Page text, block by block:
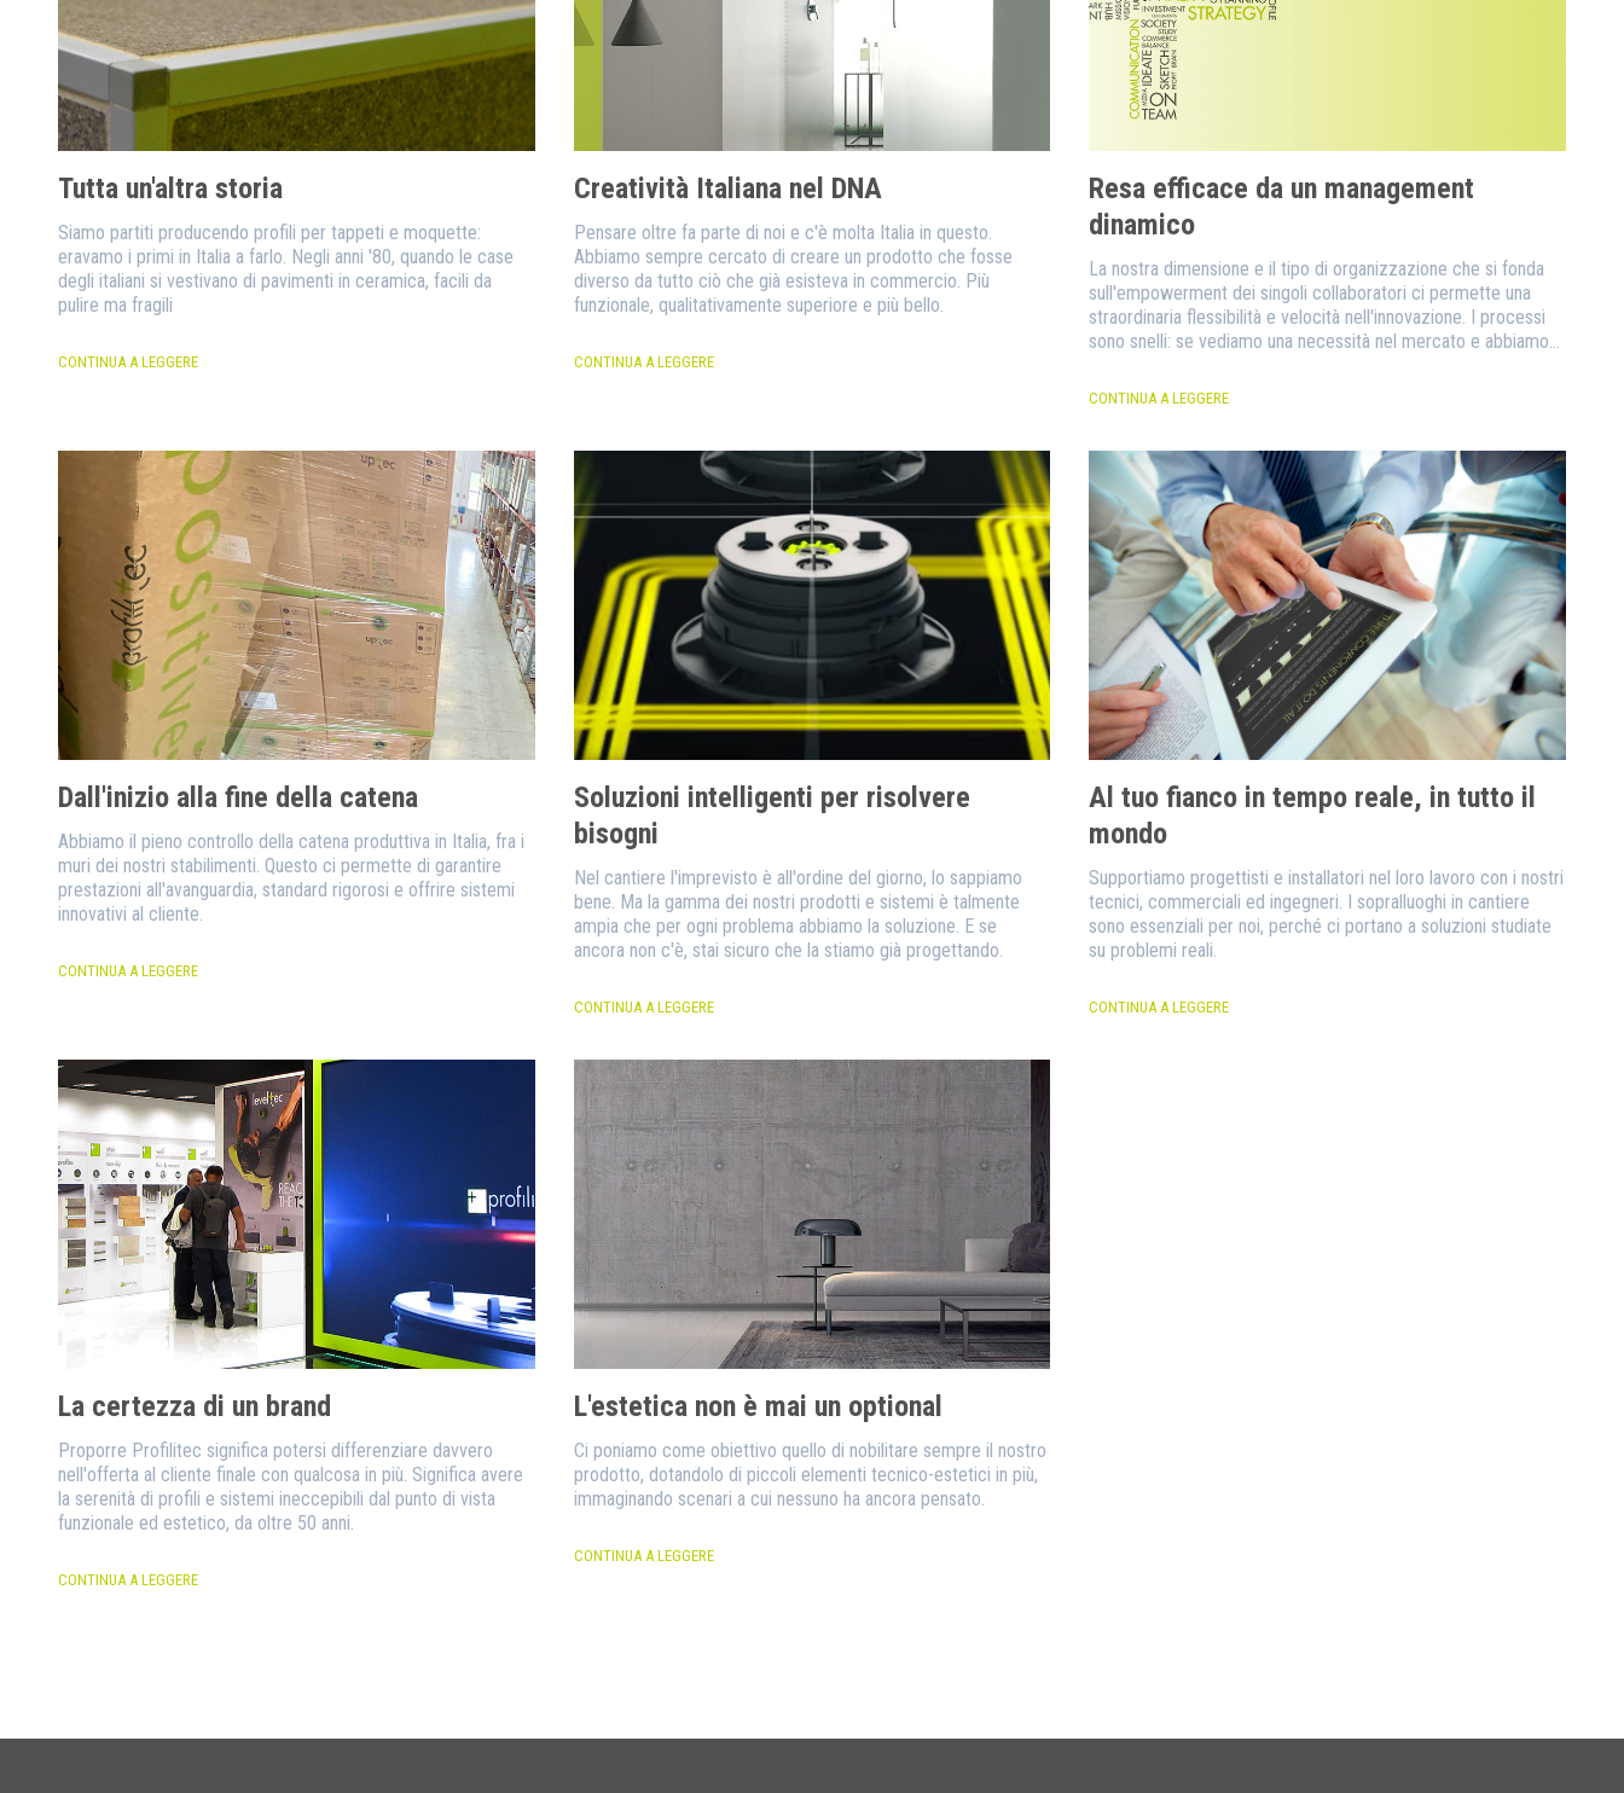
Tutta un'altra storia
Siamo partiti producendo profili per tappeti e moquette:
eravamo i primi in Italia a farlo. Negli anni '80, quando le case
degli italiani si vestivano di pavimenti in ceramica, facili da
pulire ma fragili
CONTINUA A LEGGERE
Creatività Italiana nel DNA
Pensare oltre fa parte di noi e c'è molta Italia in questo.
Abbiamo sempre cercato di creare un prodotto che fosse
diverso da tutto ciò che già esisteva in commercio. Più
funzionale, qualitativamente superiore e più bello.
CONTINUA A LEGGERE
Resa efficace da un management
dinamico
La nostra dimensione e il tipo di organizzazione che si fonda
sull'empowerment dei singoli collaboratori ci permette una
straordinaria flessibilità e velocità nell'innovazione. I processi
sono snelli: se vediamo una necessità nel mercato e abbiamo
commercio.
CONTINUA A LEGGERE
Dall'inizio alla fine della catena
Abbiamo il pieno controllo della catena produttiva in Italia, fra i
muri dei nostri stabilimenti. Questo ci permette di garantire
prestazioni all'avanguardia, standard rigorosi e offrire sistemi
innovativi al cliente.
CONTINUA A LEGGERE
Soluzioni intelligenti per risolvere
bisogni
Nel cantiere l'imprevisto è all'ordine del giorno, lo sappiamo
bene. Ma la gamma dei nostri prodotti e sistemi è talmente
ampia che per ogni problema abbiamo la soluzione. E se
ancora non c'è, stai sicuro che la stiamo già progettando.
CONTINUA A LEGGERE
Al tuo fianco in tempo reale, in tutto il
mondo
Supportiamo progettisti e installatori nel loro lavoro con i nostri
tecnici, commerciali ed ingegneri. I sopralluoghi in cantiere
sono essenziali per noi, perché ci portano a soluzioni studiate
su problemi reali.
CONTINUA A LEGGERE
La certezza di un brand
Proporre Profilitec significa potersi differenziare davvero
nell'offerta al cliente finale con qualcosa in più. Significa avere
la serenità di profili e sistemi ineccepibili dal punto di vista
funzionale ed estetico, da oltre 50 anni.
CONTINUA A LEGGERE
L'estetica non è mai un optional
Ci poniamo come obiettivo quello di nobilitare sempre il nostro
prodotto, dotandolo di piccoli elementi tecnico-estetici in più,
immaginando scenari a cui nessuno ha ancora pensato.
CONTINUA A LEGGERE